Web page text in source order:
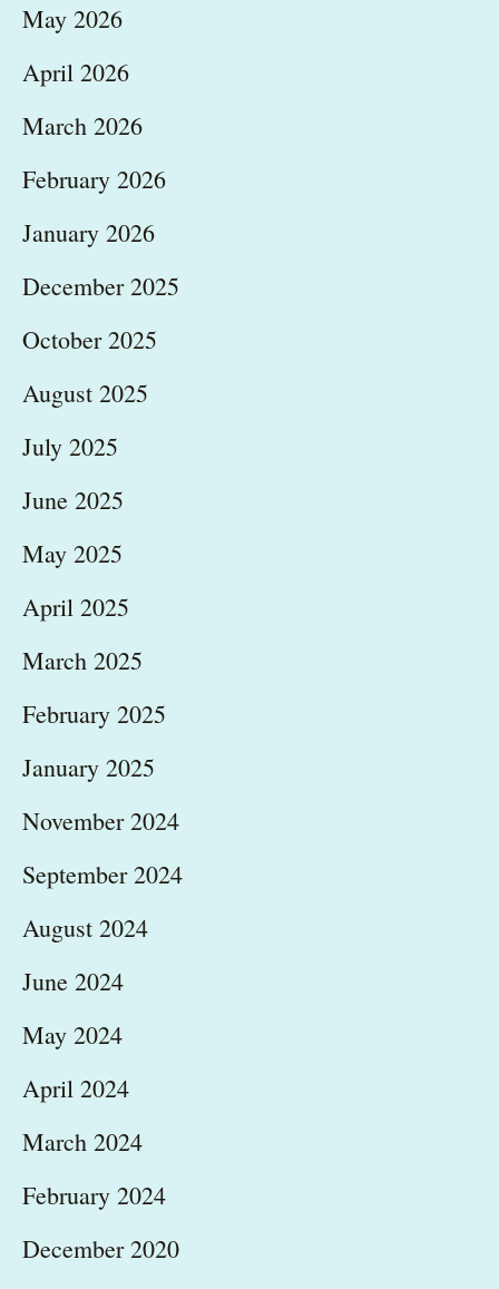
May 2026
April 2026
March 2026
February 2026
January 2026
December 2025
October 2025
August 2025
July 2025
June 2025
May 2025
April 2025
March 2025
February 2025
January 2025
November 2024
September 2024
August 2024
June 2024
May 2024
April 2024
March 2024
February 2024
December 2020